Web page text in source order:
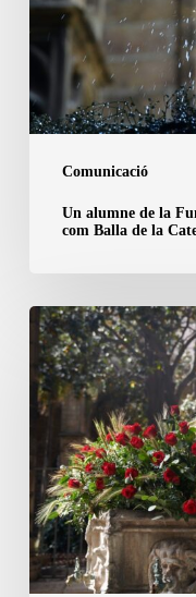
Comunicació
Nen
inaugurarà
l’Ou
com
Balla
Barcelona
Un alumne de la
com Balla de la
La
Catedral
de
Barcelona
obre
el
claustre
per
Sant